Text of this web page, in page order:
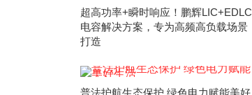
超高功率+瞬时响应！鹏辉LIC+EDLC
电容解决方案，专为高频高负载场景
打造
普法护航生态保护 绿色电力赋能美好